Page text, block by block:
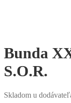
Bunda
S.O.R.
Skladom u